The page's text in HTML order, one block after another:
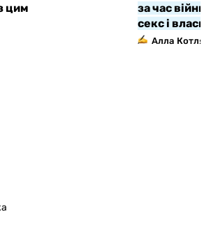
цим
за час
секс і
Алла Котляр